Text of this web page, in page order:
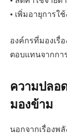
• เพิ่มอายุการใ
องค์กรที่มองเรื่
ตอบแทนจากกา
ความปลอ
มองข้าม
นอกจากเรื่องพ